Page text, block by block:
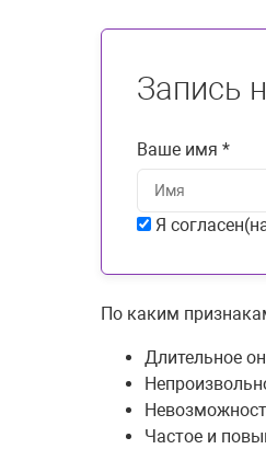
Запись
Ваше имя *
Я
По каким
Длительное
Частое и